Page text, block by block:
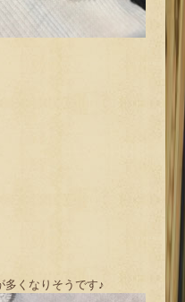
多くなりそうです♪